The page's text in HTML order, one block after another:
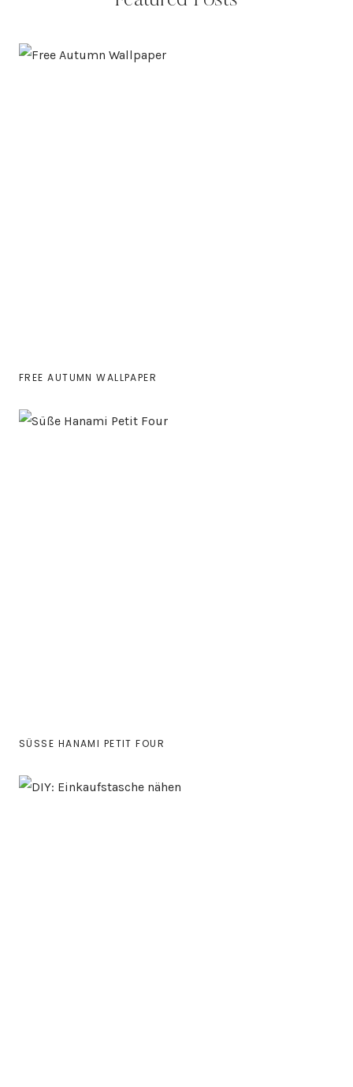
FREE AUTUMN WALLPAPER
SÜSSE HANAMI PETIT FOUR